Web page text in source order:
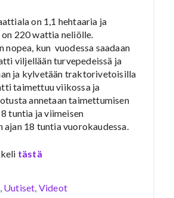
on 1,1 hehtaaria ja
220 wattia neliölle.
kun vuodessa saadaan
viljellään turvepedeissä ja
ja kylvetään traktorivetoisilla
taimettuu viikossa ja
annetaan taimettumisen
tuntia ja viimeisen
ajan 18 tuntia vuorokaudessa.
tästä
, Uutiset, Videot